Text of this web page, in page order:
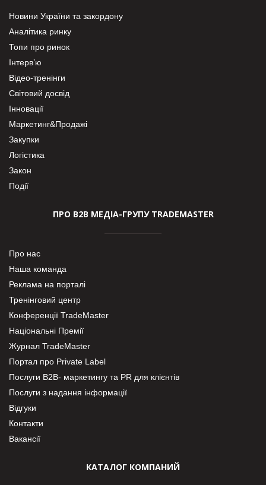
Новини України та закордону
Аналітика ринку
Топи про ринок
Інтерв’ю
Відео-тренінги
Світовий досвід
Інновації
Маркетинг&Продажі
Закупки
Логістика
Закон
Події
ПРО В2В МЕДІА-ГРУПУ TRADEMASTER
Про нас
Наша команда
Реклама на порталі
Тренінговий центр
Конференції TradeMaster
Національні Премії
Журнал TradeMaster
Портал про Private Label
Послуги В2В- маркетингу та PR для клієнтів
Послуги з надання інформації
Відгуки
Контакти
Вакансії
КАТАЛОГ КОМПАНИЙ